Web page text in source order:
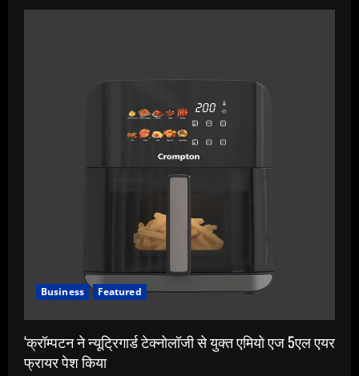
Business Featured
‘क्रॉम्पटन ने न्यूट्रिगार्ड टेक्नोलॉजी से युक्त एमियो एज 5एल एयर
फ्रायर पेश किया